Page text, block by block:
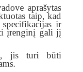
aprašytas
taip, kad
ir
įrenginį gali jį
jis turi būti